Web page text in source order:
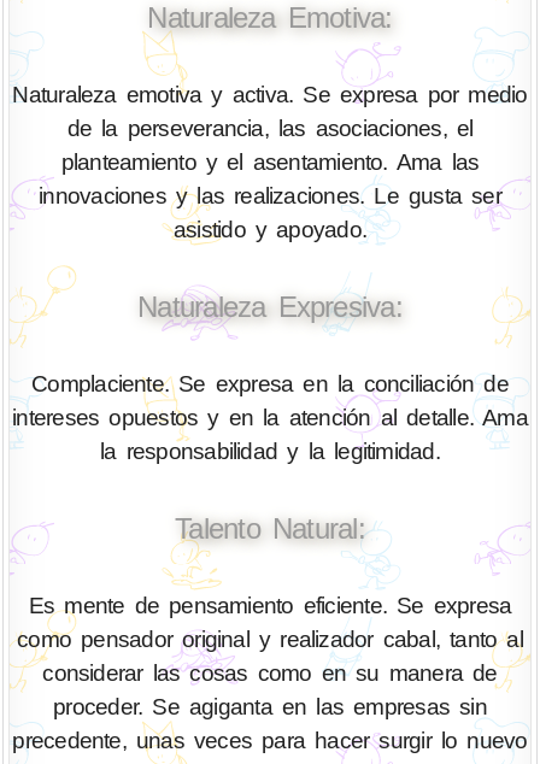
Naturaleza Emotiva:
Naturaleza emotiva y activa. Se expresa por medio
de la perseverancia, las asociaciones, el
planteamiento y el asentamiento. Ama las
innovaciones y las realizaciones. Le gusta ser
asistido y apoyado.
Naturaleza Expresiva:
Complaciente. Se expresa en la conciliación de
intereses opuestos y en la atención al detalle. Ama
la responsabilidad y la legitimidad.
Talento Natural:
Es mente de pensamiento eficiente. Se expresa
como pensador original y realizador cabal, tanto al
considerar las cosas como en su manera de
proceder. Se agiganta en las empresas sin
precedente, unas veces para hacer surgir lo nuevo